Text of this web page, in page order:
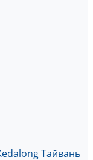
Тайвань